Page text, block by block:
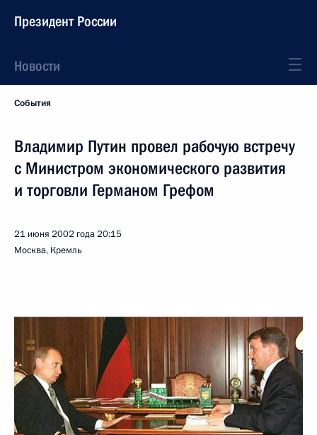
Президент России
Новости
События
Владимир Путин провел рабочую встречу
с Министром экономического развития
и торговли Германом Грефом
21 июня 2002 года20:15
Москва, Кремль